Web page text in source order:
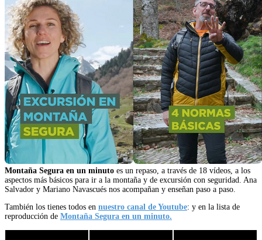
Montaña Segura en un minuto es un repaso, a través de 18 vídeos, a los
aspectos más básicos para ir a la montaña y de excursión con seguridad. Ana
Salvador y Mariano Navascués nos acompañan y enseñan paso a paso.
También los tienes todos en nuestro canal de Youtube: y en la lista de
reproducción de Montaña Segura en un minuto.